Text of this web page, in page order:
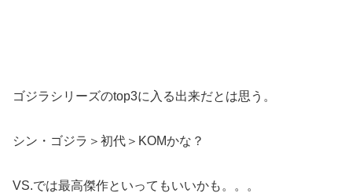
ゴジラシリーズのtop3に入る出来だとは思う。
シン・ゴジラ＞初代＞KOMかな？
VS.では最高傑作といってもいいかも。。。